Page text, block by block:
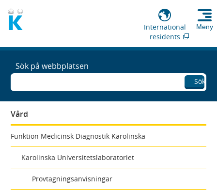
International
residents
Meny
Sök på webbplatsen
Sök
Vård
Funktion Medicinsk Diagnostik Karolinska
Karolinska Universitetslaboratoriet
Provtagningsanvisningar